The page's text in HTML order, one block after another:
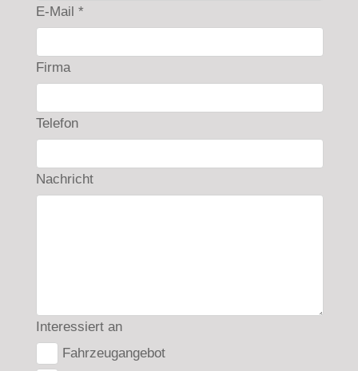
E-Mail *
Firma
Telefon
Nachricht
Interessiert an
Fahrzeugangebot